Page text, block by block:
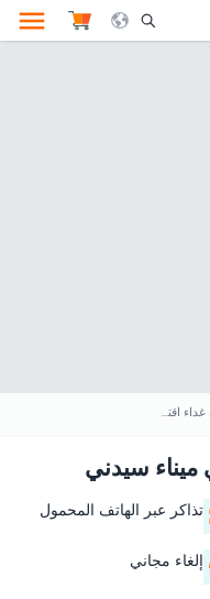
Search Opener Icon
تذكرة رحلة غداء اقتصادية في ميناء سيدني
ميناء سيدني
تذاكر عبر الهاتف المحمول
إلغاء مجاني